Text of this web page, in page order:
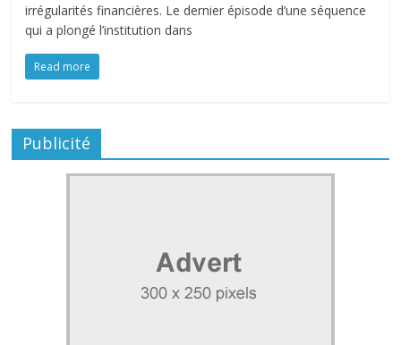
irrégularités financières. Le dernier épisode d’une séquence
qui a plongé l’institution dans
Read more
Publicité